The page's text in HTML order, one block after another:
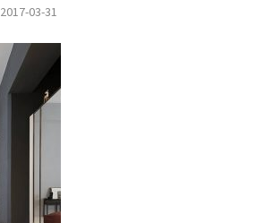
2017-03-31